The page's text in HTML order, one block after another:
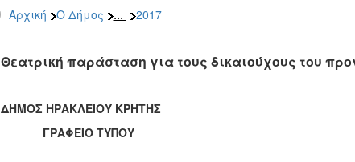
Αρχική Ο Δήμος ... 2017
Θεατρική παράσταση για τους δικαιούχους του
ΔΗΜΟΣ ΗΡΑΚΛΕΙΟΥ ΚΡΗΤΗΣ
ΓΡΑΦΕΙΟ ΤΥΠΟΥ